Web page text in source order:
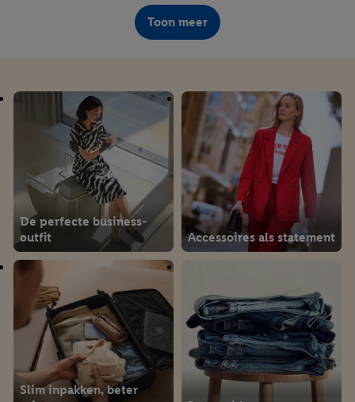
Winterkleding voor
kinderen
De juiste skikleding
Gek op knusse gebreide
kleding
Spelen onder alle
weersomstandigheden
Toon meer
De perfecte business-
outfit
Accessoires als statement
Slim inpakken, beter